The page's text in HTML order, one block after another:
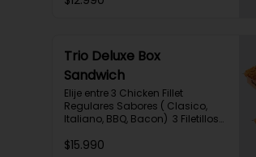
Trio Deluxe Box
Sandwich
Elije entre 3 Chicken Fillet
Regulares Sabores ( Clasico,
Italiano, BBQ, Bacon)  3 Filetillos,
Empanadas de Queso Snack
$15.990